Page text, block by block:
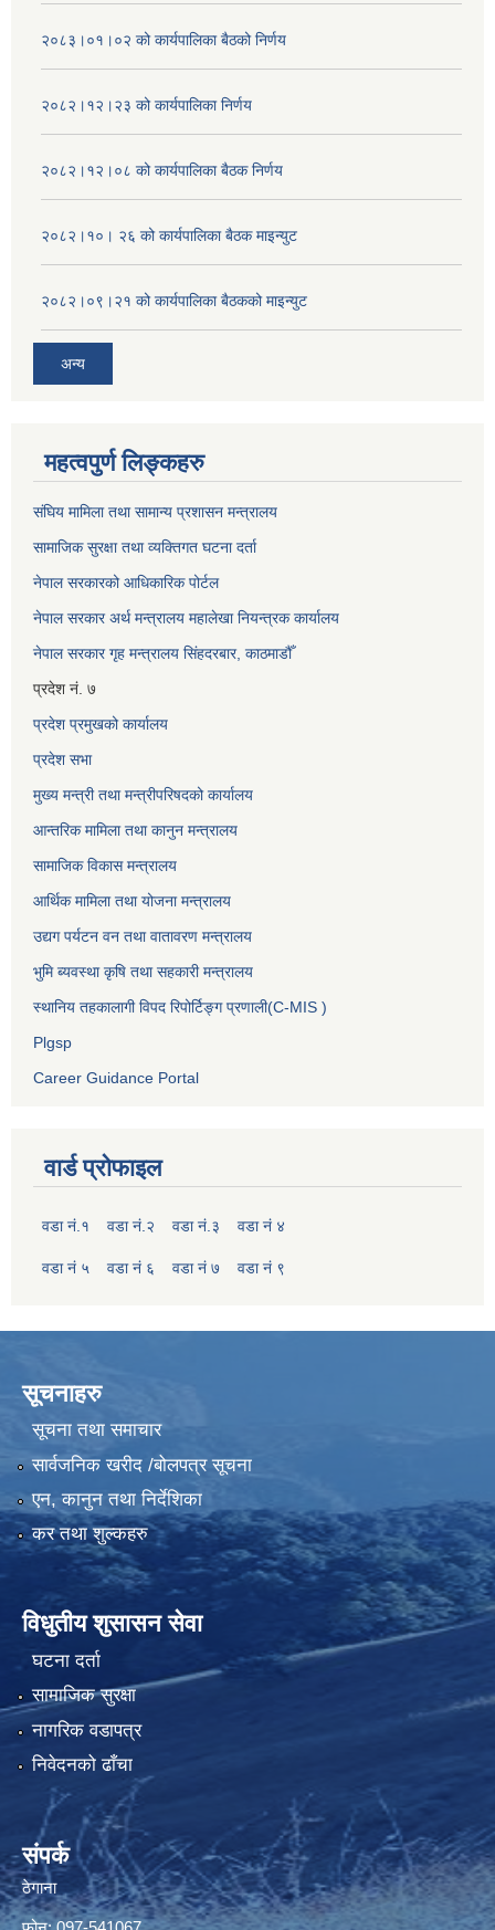
२०८३।०१।०२ को कार्यपालिका बैठको निर्णय
२०८२।१२।२३ को कार्यपालिका निर्णय
२०८२।१२।०८ को कार्यपालिका बैठक निर्णय
२०८२।१०। २६ को कार्यपालिका बैठक माइन्युट
२०८२।०९।२१ को कार्यपालिका बैठकको माइन्युट
अन्य
महत्वपुर्ण लिङ्कहरु
संघिय मामिला तथा सामान्य प्रशासन मन्त्रालय
सामाजिक सुरक्षा तथा व्यक्तिगत घटना दर्ता
नेपाल सरकारको आधिकारिक पोर्टल
नेपाल सरकार अर्थ मन्त्रालय महालेखा नियन्त्रक कार्यालय
नेपाल सरकार गृह मन्त्रालय सिंहदरबार, काठमाडौँ
प्रदेश नं. ७
प्रदेश प्रमुखको कार्यालय
प्रदेश सभा
मुख्य मन्त्री तथा मन्त्रीपरिषदको कार्यालय
आन्तरिक मामिला तथा कानुन मन्त्रालय
सामाजिक विकास मन्त्रालय
आर्थिक मामिला तथा योजना मन्त्रालय
उद्यग पर्यटन वन तथा वातावरण मन्त्रालय
भुमि ब्यवस्था कृषि तथा सहकारी मन्त्रालय
स्थानिय तहकालागी विपद रिपोर्टिङ्ग प्रणाली(C-MIS )
Plgsp
Career Guidance Portal
वार्ड प्रोफाइल
वडा नं.१ वडा नं.२ वडा नं.३ वडा नं ४
वडा नं ५ वडा नं ६ वडा नं ७ वडा नं ९
सूचनाहरु
सूचना तथा समाचार
सार्वजनिक खरीद /बोलपत्र सूचना
एन, कानुन तथा निर्देशिका
कर तथा शुल्कहरु
विधुतीय शुसासन सेवा
घटना दर्ता
सामाजिक सुरक्षा
नागरिक वडापत्र
निवेदनको ढाँचा
संपर्क
ठेगाना